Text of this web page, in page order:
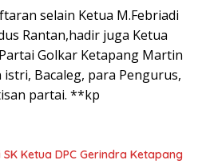
selain Ketua M.Febriadi
Rantan,hadir juga Ketua
Golkar Ketapang Martin
istri, Bacaleg, para Pengurus,
partai. **kp
Ketua DPC Gerindra Ketapang